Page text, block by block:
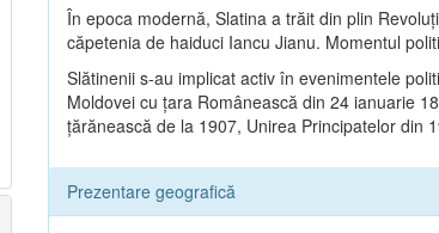
În epoca modernă, Slatina a trăit din plin
căpetenia de haiduci Iancu Jianu. Momentul
Slătinenii s-au implicat activ în evenimentele
Moldovei cu ţara Românească din 24 ianuarie
ţărănească de la 1907, Unirea Principatelor din
Prezentare geografică